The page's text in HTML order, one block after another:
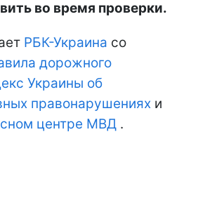
во время проверки.
РБК-Украина со
дорожного
Украины об
правонарушениях и
центре МВД .